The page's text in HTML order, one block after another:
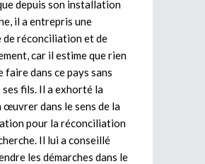
depuis son installation
il a entrepris une
de réconciliation et de
car il estime que rien
faire dans ce pays sans
ses fils. Il a exhorté la
œuvrer dans le sens de la
pour la réconciliation
Il lui a conseillé
les démarches dans le